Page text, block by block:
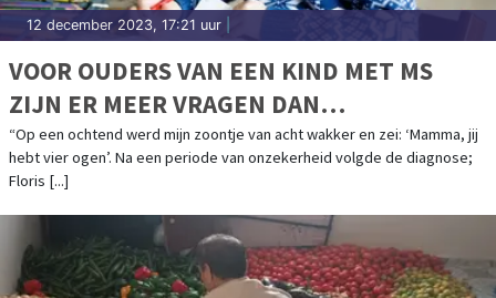
12 december 2023, 17:21 uur
VOOR OUDERS VAN EEN KIND MET MS
ZIJN ER MEER VRAGEN DAN
ANTWOORDEN
“Op een ochtend werd mijn zoontje van acht wakker en zei: ‘Mamma, jij
hebt vier ogen’. Na een periode van onzekerheid volgde de diagnose;
Floris [...]